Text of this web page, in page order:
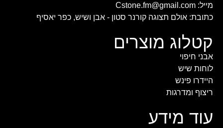
מייל: Cstone.fm@gmail.com
כתובת: אולם תצוגה קורנר סטון - אבן ושיש, כפר יאסיף
קטלוג מוצרים
אבני חיפוי
לוחות שיש
היידרו פינש
ריצוף ומדרגות
עוד מידע